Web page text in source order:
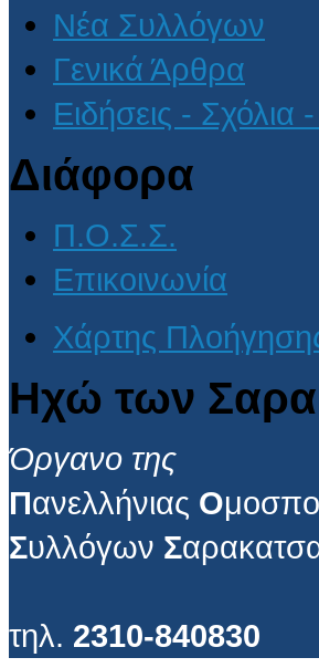
Νέα Συλλόγων
Γενικά Άρθρα
Ειδήσεις - Σχόλια
Διάφορα
Π.Ο.Σ.Σ.
Επικοινωνία
Χάρτης
Ηχώ των
Όργανο της
Πανελλήνιας Ο
Συλλόγων Σ
τηλ. 2310-840830